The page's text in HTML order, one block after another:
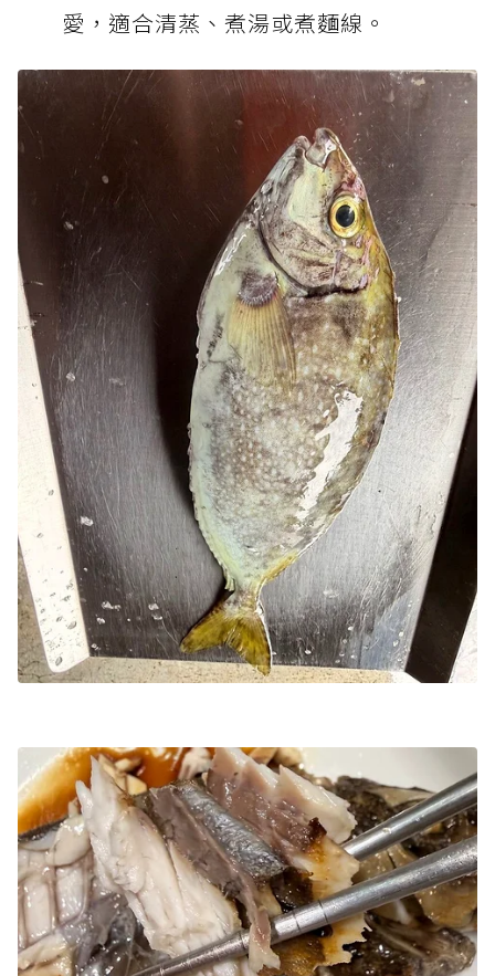
愛，適合清蒸、煮湯或煮麵線。